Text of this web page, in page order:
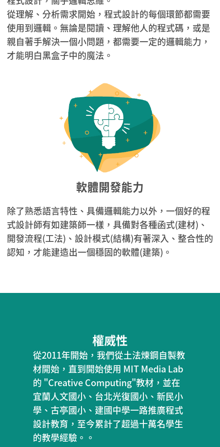
從理解、分析需求開始，程式設計的每個環節都需要
使用到邏輯。無論是閱讀、理解他人的程式碼，或是
親自著手解決一個小問題，都需要一定的邏輯能力，
才能明白黑盒子中的魔法。
軟體開發能力
除了熟悉語言特性、具備邏輯能力以外，一個好的程
式設計師有如建築師一樣，具備對各種函式(建材)、
開發流程(工法)、設計模式(結構)有著深入、整合性的
認知，才能建造出一個穩固的軟體(建築)。
權威性
從2011年開始，我們從土法煉鋼自製教
材開始，直到開始使用 MIT Media Lab
的 "Creative Computing"教材，並在
宜蘭人文國小、台北光復國小、新民小
學、古亭國小、建國中學一路推廣程式
設計教育，至今累計了超過十萬名學生
的教學經驗。。